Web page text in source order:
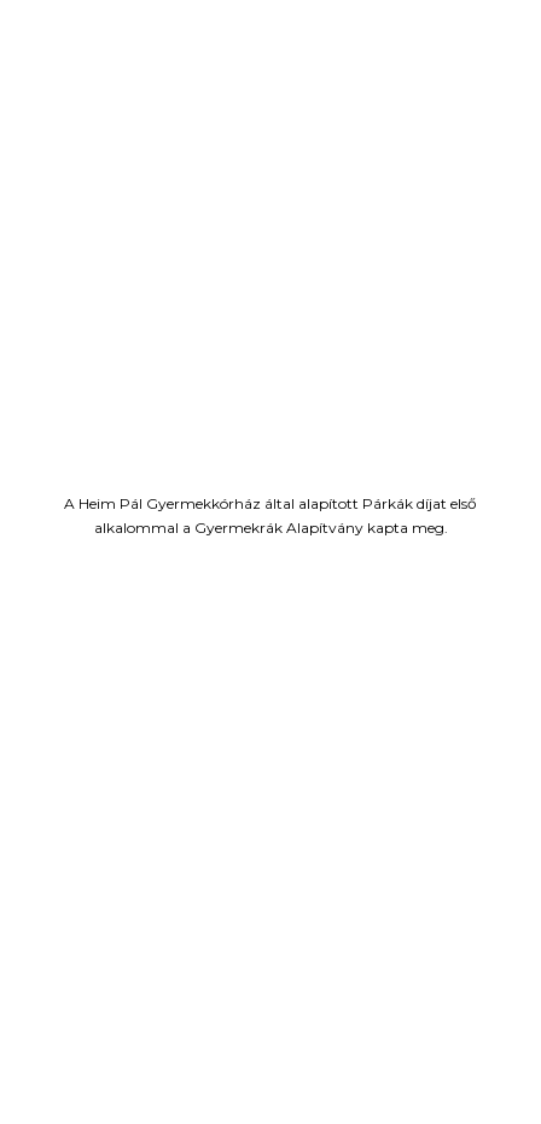
A Heim Pál Gyermekkórház által alapított Párkák díjat első
alkalommal a Gyermekrák Alapítvány kapta meg.